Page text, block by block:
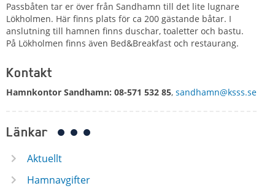
Passbåten tar er över från Sandhamn till det lite lugnare
Lökholmen. Här finns plats för ca 200 gästande båtar. I
anslutning till hamnen finns duschar, toaletter och bastu.
På Lökholmen finns även Bed&Breakfast och restaurang.
Kontakt
Hamnkontor Sandhamn: 08-571 532 85, sandhamn@ksss.se
Länkar
Aktuellt
Hamnavgifter